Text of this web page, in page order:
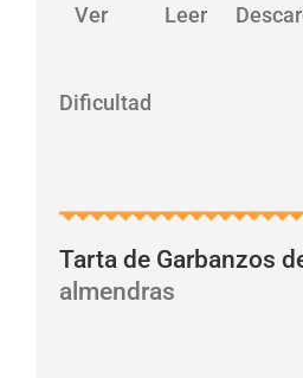
…Ver Leer
Dificultad
Tarta de Garbanzos
almendras